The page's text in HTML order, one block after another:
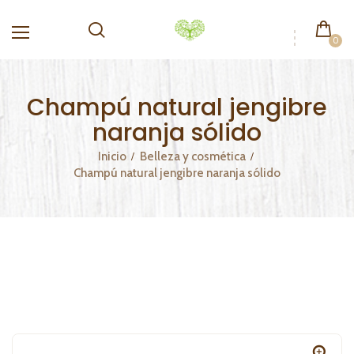
0
Champú natural jengibre
naranja sólido
Inicio
Belleza y cosmética
Champú natural jengibre naranja sólido